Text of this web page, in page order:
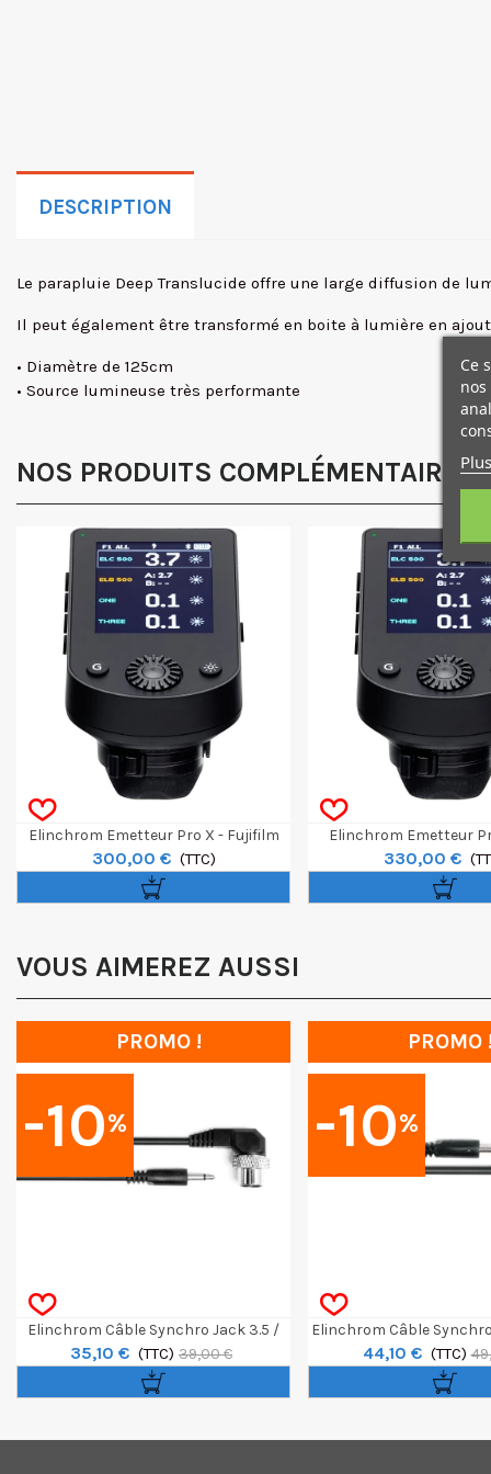
DESCRIPTION
Le parapluie Deep Translucide offre une large diffusion de
Il peut également être transformé en boite à lumière en
• Diamètre de 125cm
• Source lumineuse très performante
NOS PRODUITS COMPLÉMENTAIRES
Elinchrom Emetteur Pro X - Fujifilm
300,00 € (TTC)
Elinchrom Emetteur
330,00 €
VOUS AIMEREZ AUSSI
-10%
PROMO !
Elinchrom Câble Synchro Jack 3.5 /
Amphenol 40cm
35,10 € (TTC) 39,00 €
-10%
PROMO
Elinchrom Câble
44,10 € (TTC)
Ce